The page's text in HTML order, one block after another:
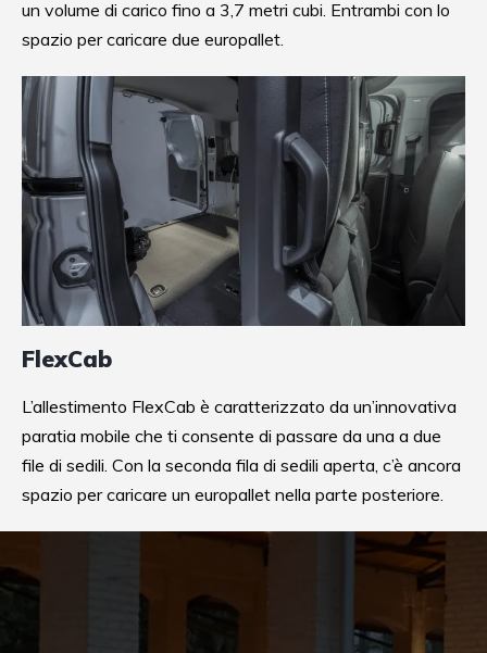
un volume di carico fino a 3,7 metri cubi. Entrambi con lo
spazio per caricare due europallet.
FlexCab
L’allestimento FlexCab è caratterizzato da un’innovativa
paratia mobile che ti consente di passare da una a due
file di sedili. Con la seconda fila di sedili aperta, c’è ancora
spazio per caricare un europallet nella parte posteriore.